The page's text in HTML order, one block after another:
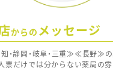
からの メッセージ
・静岡・岐阜・三重≫≪長野≫
票だけでは分からない薬局の